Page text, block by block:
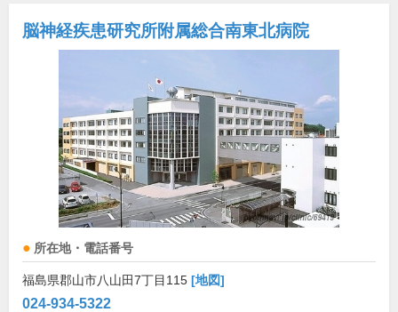
脳神経疾患研究所附属総合南東北病院
所在地・電話番号
福島県郡山市八山田7丁目115 [地図]
024-934-5322